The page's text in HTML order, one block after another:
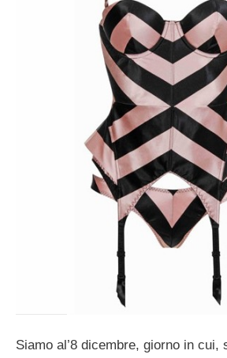
Siamo al’8 dicembre, giorno in cui,